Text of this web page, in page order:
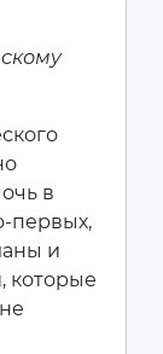
в
первых,
и
которые